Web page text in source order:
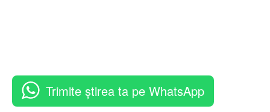
Trimite știrea ta pe WhatsApp